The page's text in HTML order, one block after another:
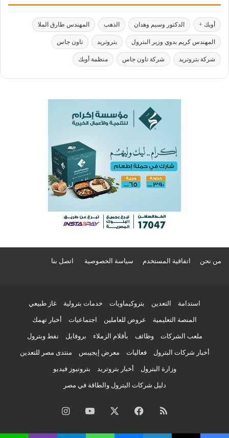
أوبك + الدكتور وسيم وهدان الذهب المهندس طارق الملا
المهندس كريم بدوي وزير البترول بتروتريد تاون جاس
شركة بتروتريد شركة تاون جاس منظمة أوبك
من نحن اتفاقية المستخدم سياسة الخصوصية اتصل بنا
استدامة التعدين بتروكيماويات خدمات بترولية غاز طبيعي
المنصة التعليمية عروض للعاملين اجتماعيات أخبار تهمك
ملعب الشركات وظائف بأقلام الزملاء بروفايل نفط وبترول
أخبار شركات البترول فعاليات معرض إيجيبس منتدى مصر للتعدين
وزارة البترول أخبار بتروتريد بترونيوز فيديو
دليل شركات البترول والطاقة في مصر
ملخص
الموقع
فيسبوك ‫YouTubeانستقرام